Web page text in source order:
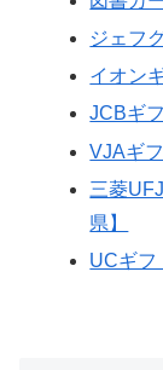
ジェフ
イオン
JCBギ
VJAギ
三菱
県】
UCギフ